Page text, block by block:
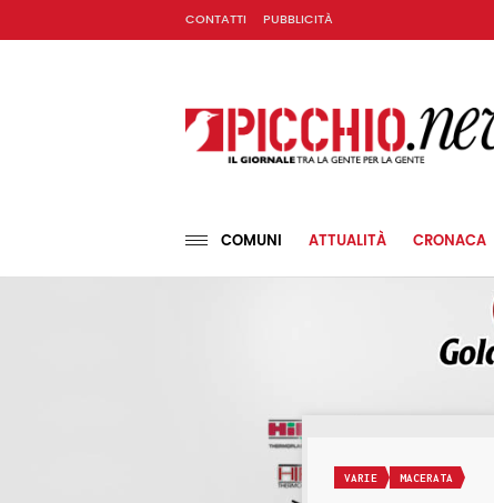
CONTATTI PUBBLICITÀ
COMUNI ATTUALITÀ CRONACA
VARIE MACERATA